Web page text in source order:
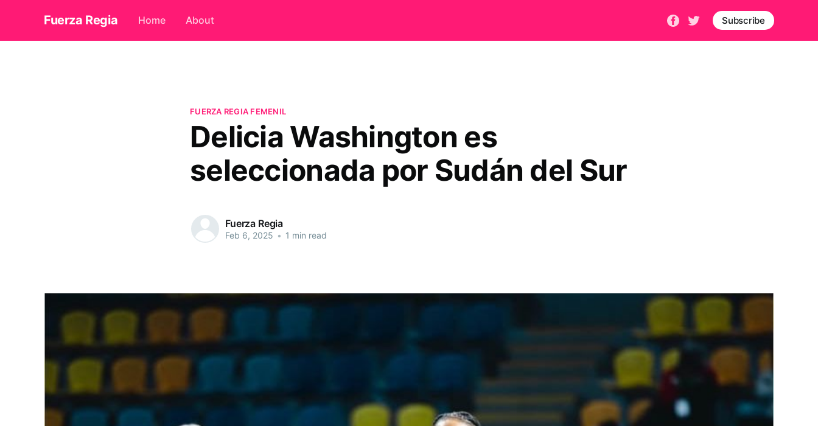
Fuerza Regia Home About Subscribe
FUERZA REGIA FEMENIL
Delicia Washington es
seleccionada por Sudán del Sur
Fuerza Regia
Feb 6, 2025 • 1 min read